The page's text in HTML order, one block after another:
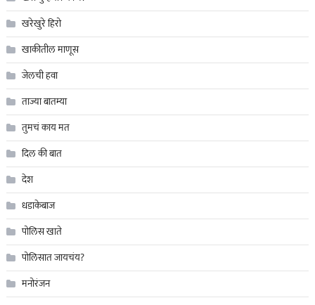
खरेखुरे हिरो
खाकीतील माणूस
जेलची हवा
ताज्या बातम्या
तुमचं काय मत
दिल की बात
देश
धडाकेबाज
पोलिस खाते
पोलिसात जायचंय?
मनोरंजन